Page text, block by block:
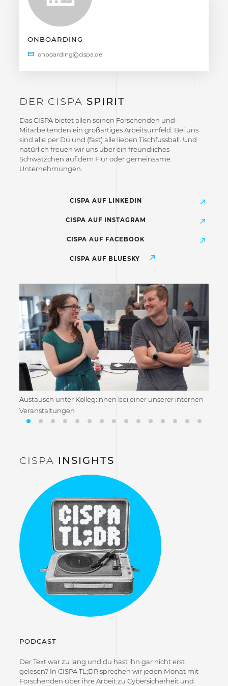
ONBOARDING
DER CISPA SPIRIT
Das CISPA bietet allen seinen Forschenden und
Mitarbeitenden ein großartiges Arbeitsumfeld. Bei uns
sind alle per Du und (fast) alle lieben Tischfussball. Und
natürlich freuen wir uns über ein freundliches
Schwätzchen auf dem Flur oder gemeinsame
Unternehmungen.
CISPA AUF LINKEDIN
CISPA AUF INSTAGRAM
CISPA AUF FACEBOOK
CISPA AUF BLUESKY
Austausch unter Kolleg:innen bei einer unserer internen
Veranstaltungen
CISPA INSIGHTS
PODCAST
Der Text war zu lang und du hast ihn gar nicht erst
gelesen? In CISPA TL;DR sprechen wir jeden Monat mit
Forschenden über ihre Arbeit zu Cybersicherheit und